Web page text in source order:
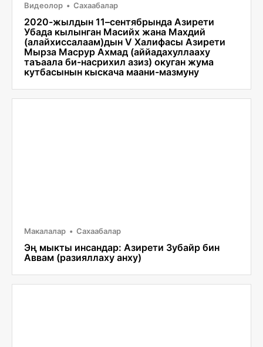
Видеолор Сахаабалар
2020-жылдын 11–сентябрында Азирети
Убада кылынган Масийх жана Махдий
(алайхиссалаам)дын V Халифасы Азирети
Мырза Масрур Ахмад (аййадахуллааху
таъаала би-насрихил азиз) окуган жума
кутбасынын кыскача маани-мазмуну
Макалалар Сахаабалар
Эң мыкты инсандар: Азирети Зубайр бин
Аввам (разияллаху анху)